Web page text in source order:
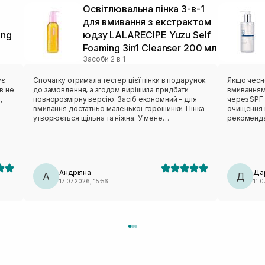
не
Освітлювальна пінка 3-в-1
для вмивання з екстрактом
юдзу LALARECIPE Yuzu Self
Foaming 3in1 Cleanser 200 мл
Засоби 2 в 1
Спочатку отримала тестер цієї пінки в подарунок
до замовлення, а згодом вирішила придбати
повнорозмірну версію. Засіб економний - для
вмивання достатньо маленької горошинки. Пінка
утворюється щільна та ніжна. У мене
А Андріяна
17.07.2026, 15:56
Якщо
через SPF
очищення
олію і
жирної
вмивання,
Д